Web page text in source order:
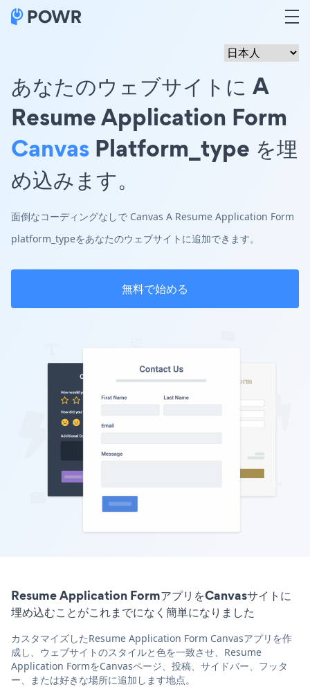
あなたのウェブサイトに A
Resume Application Form
Canvas Platform_type を埋
め込みます。
面倒なコーディングなしで Canvas A Resume Application Form
platform_typeをあなたのウェブサイトに追加できます。
無料で始める
Resume Application FormアプリをCanvasサイトに
埋め込むことがこれまでになく簡単になりました
カスタマイズしたResume Application Form Canvasアプリを作
成し、ウェブサイトのスタイルと色を一致させ、Resume
Application FormをCanvasページ、投稿、サイドバー、フッタ
ー、または好きな場所に追加します地点。